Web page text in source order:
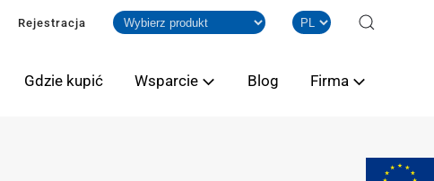
Rejestracja
Gdzie kupić Wsparcie Blog Firma